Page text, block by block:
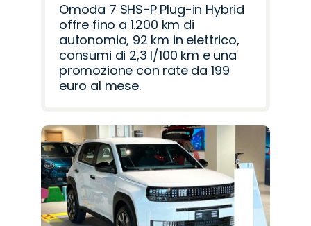
Omoda 7 SHS-P Plug-in Hybrid
offre fino a 1.200 km di
autonomia, 92 km in elettrico,
consumi di 2,3 l/100 km e una
promozione con rate da 199
euro al mese.